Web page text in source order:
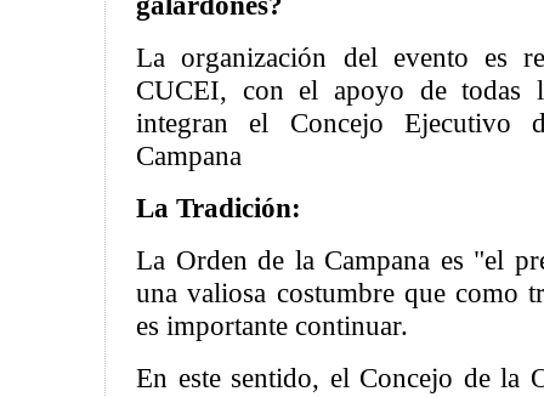
La organización del evento es
CUCEI, con el apoyo de todas
integran el Concejo
Campana
La Tradición:
La Orden de la Campana es "el
una valiosa costumbre que como
es importante continuar.
En este sentido, el Concejo de la